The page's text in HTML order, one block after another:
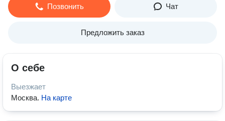
Позвонить Чат
Предложить заказ
О себе
Выезжает
Москва. На карте